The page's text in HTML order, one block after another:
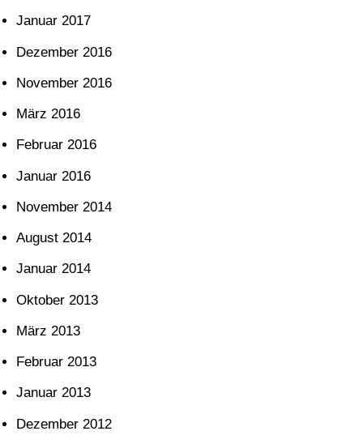
Januar 2017
Dezember 2016
November 2016
März 2016
Februar 2016
Januar 2016
November 2014
August 2014
Januar 2014
Oktober 2013
März 2013
Februar 2013
Januar 2013
Dezember 2012